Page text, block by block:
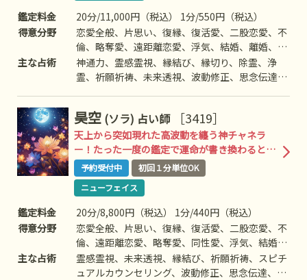
鑑定料金
20分/11,000円（税込） 1分/550円（税込）
得意分野
恋愛全般、片思い、復縁、復活愛、二股恋愛、不
倫、略奪愛、遠距離恋愛、浮気、結婚、離婚、夫
婦問題、家庭問題、親子、育児、教育、介護、引
っ越し、仕事全般、適職、経営、進路、人間関
霊相談など
主な占術
神通力、霊感霊視、縁結び、縁切り、除霊、浄
霊、祈願祈祷、未来透視、波動修正、思念伝達、
可、など
昊空 (ソラ) 占い師 ［3419］
天上から突如現れた高波動を纏う神チャネラ
ー！たった一度の鑑定で運命が書き換わると話
題の神格鑑定
予約受付中
初回１分単位OK
ニューフェイス
鑑定料金
20分/8,800円（税込） 1分/440円（税込）
得意分野
恋愛全般、片思い、復縁、復活愛、二股恋愛、不
倫、遠距離恋愛、略奪愛、同性愛、浮気、結婚、
離婚、夫婦問題、家族/家庭問題、親子、育児、
教育、介護、引っ越し、人間関係、仕事全般、適
主な占術
霊感霊視、未来透視、縁結び、祈願祈祷、スピチ
ュアルカウンセリング、波動修正、思念伝達、引